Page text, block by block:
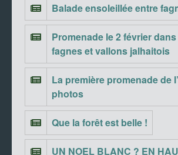
Balade ensoleillée entre
Promenade le 2 février
fagnes et vallons jalhaitois
La première promenade de
photos
Que la forêt est belle !
UN NOEL BLANC ? EN